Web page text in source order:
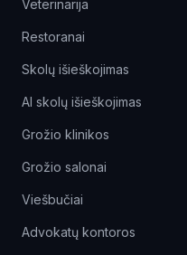
Veterinarija
Restoranai
Skolų išieškojimas
AI skolų išieškojimas
Grožio klinikos
Grožio salonai
Viešbučiai
Advokatų kontoros